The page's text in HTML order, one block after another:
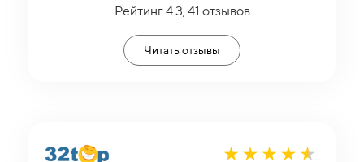
Рейтинг 4.3, 41 отзывов
Читать отзывы